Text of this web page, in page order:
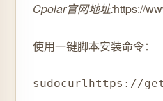
Cpolar官网地址:https://
使用一键脚本安装命令：
sudocurlhttps://